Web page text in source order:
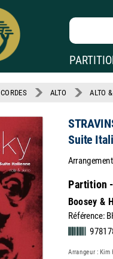
CORDES ALTO ALTO
Suite
Partition
Boosey &
Référence:
Arrangeur : Kim